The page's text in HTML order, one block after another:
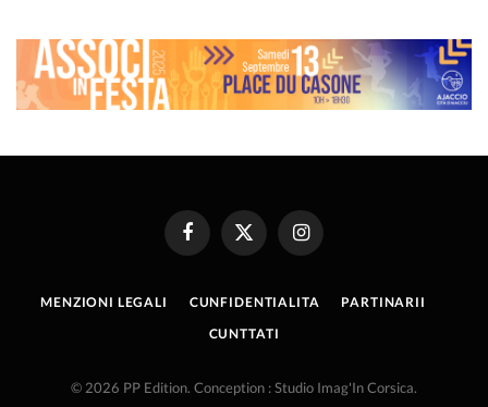
FacebookX
(Twitter)
Instagram
MENZIONI LEGALI CUNFIDENTIALITA
PARTINARII
CUNTTATI
© 2026 PP Edition. Conception : Studio Imag'In Corsica.